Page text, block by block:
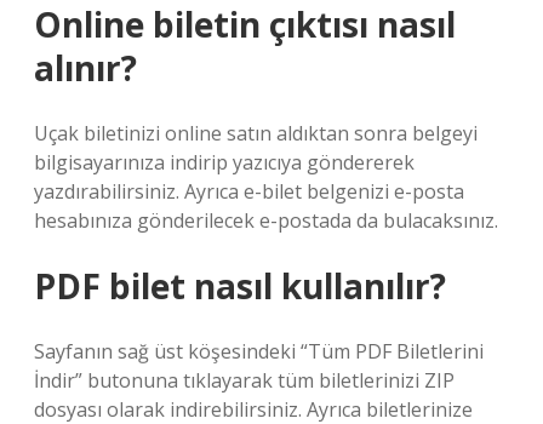
Online biletin çıktısı nasıl
alınır?
Uçak biletinizi online satın aldıktan sonra belgeyi
bilgisayarınıza indirip yazıcıya göndererek
yazdırabilirsiniz. Ayrıca e-bilet belgenizi e-posta
hesabınıza gönderilecek e-postada da bulacaksınız.
PDF bilet nasıl kullanılır?
Sayfanın sağ üst köşesindeki “Tüm PDF Biletlerini
İndir” butonuna tıklayarak tüm biletlerinizi ZIP
dosyası olarak indirebilirsiniz. Ayrıca biletlerinize